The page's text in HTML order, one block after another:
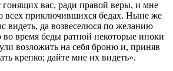
го­ня­щих вас, ра­ди пра­вой ве­ры, и мне
всех при­клю­чив­ших­ся бе­дах. Ныне же
ви­деть, да воз­ве­се­лю­ся по же­ла­нию
вре­мя бе­ды рат­ной неко­то­рые ино­ки
воз­ло­жить на се­бя бро­ню и, при­няв
креп­ко; дай­те мне их ви­деть».